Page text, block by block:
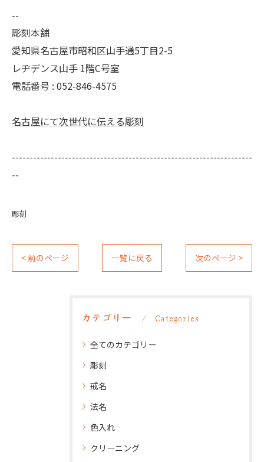
--
彫刻本舗
愛知県名古屋市昭和区山手通5丁目2-5
レヂデンス山手 1階C号室
電話番号 : 052-846-4575
名古屋にて次世代に伝える彫刻
--------------------------------------------------------------------
--
彫刻
< 前のページ 一覧に戻る 次のページ >
カテゴリー Categories
全てのカテゴリー
彫刻
戒名
法名
色入れ
クリーニング